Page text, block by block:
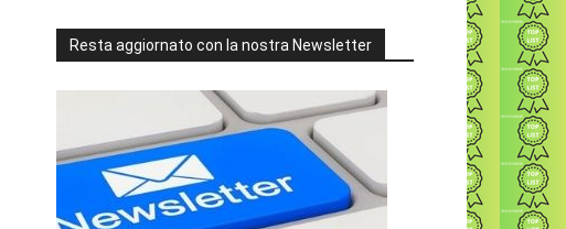
Resta aggiornato con la nostra Newsletter